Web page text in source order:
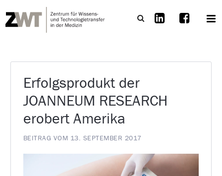
Erfolgsprodukt der
JOANNEUM RESEARCH
erobert Amerika
BEITRAG VOM 13. SEPTEMBER 2017